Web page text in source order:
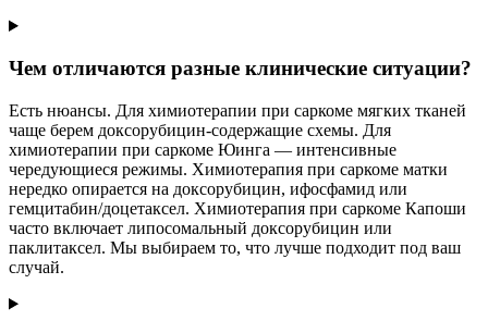
Чем отличаются разные клинические ситуации?
Есть нюансы. Для химиотерапии при саркоме мягких тканей
чаще берем доксорубицин-содержащие схемы. Для
химиотерапии при саркоме Юинга — интенсивные
чередующиеся режимы. Химиотерапия при саркоме матки
нередко опирается на доксорубицин, ифосфамид или
гемцитабин/доцетаксел. Химиотерапия при саркоме Капоши
часто включает липосомальный доксорубицин или
паклитаксел. Мы выбираем то, что лучше подходит под ваш
случай.